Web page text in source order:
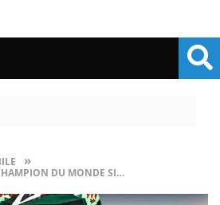
»
DU MONDE SI…